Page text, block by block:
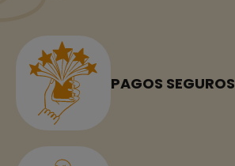
PAGOS SEGUROS